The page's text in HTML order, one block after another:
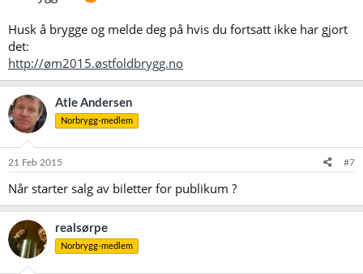
Husk å brygge og melde deg på hvis du fortsatt ikke har gjort
det:
http://øm2015.østfoldbrygg.no
Atle Andersen
Norbrygg-medlem
21 Feb 2015 #7
Når starter salg av biletter for publikum ?
realsørpe
Norbrygg-medlem